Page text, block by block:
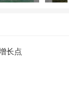
理化
，也是保障国家
，国家通过将占
制，形塑了以农
长点